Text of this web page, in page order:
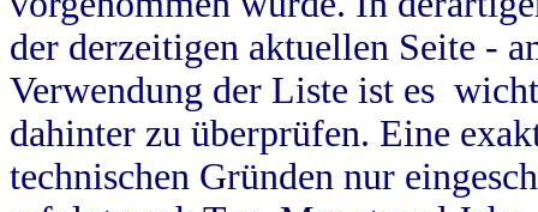
der derzeitigen aktuellen Seite -
Verwendung der Liste ist es
dahinter zu überprüfen. Eine
technischen Gründen nur